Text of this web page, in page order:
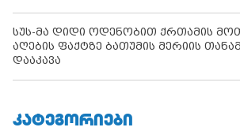
სუს-მა დიდი ოდენობით ქრთამის
აღების ფაქტზე ბათუმის მერიის
დააკავა
ᲙᲐᲢᲔᲒᲝᲠᲘᲔᲑᲘ